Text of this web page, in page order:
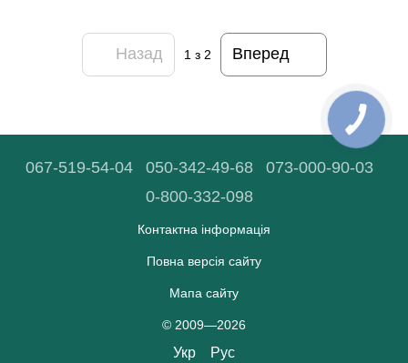
Назад 1 з 2 Вперед
067-519-54-04 050-342-49-68
073-000-90-03
0-800-332-098
Контактна інформація
Повна версія сайту
Мапа сайту
© 2009—2026
Укр Рус